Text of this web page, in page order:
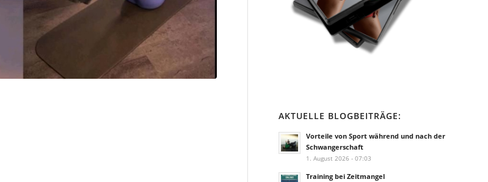
AKTUELLE BLOGBEITRÄGE:
Vorteile von Sport während und nach der
Schwangerschaft
1. August 2026 - 07:03
Training bei Zeitmangel